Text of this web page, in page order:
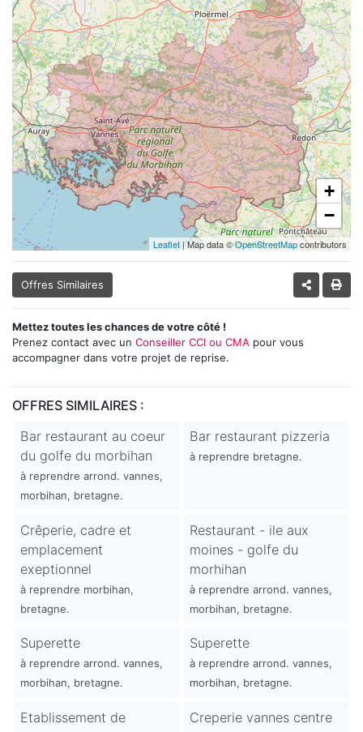
+
−
Leaflet| Map data ©OpenStreetMapcontributors
Offres Similaires
Mettez toutes les chances de votre côté !
Prenez contact avec un Conseiller CCI ou CMA pour vous
accompagner dans votre projet de reprise.
OFFRES SIMILAIRES :
Bar restaurant au coeur
du golfe du morbihan
à reprendre arrond. vannes,
morbihan, bretagne.
Bar restaurant pizzeria
à reprendre bretagne.
Crêperie, cadre et
emplacement
exeptionnel
à reprendre morbihan,
bretagne.
Restaurant - ile aux
moines - golfe du
morhihan
à reprendre arrond. vannes,
morbihan, bretagne.
Superette
à reprendre arrond. vannes,
morbihan, bretagne.
Superette
à reprendre arrond. vannes,
morbihan, bretagne.
Etablissement de
Creperie vannes centre